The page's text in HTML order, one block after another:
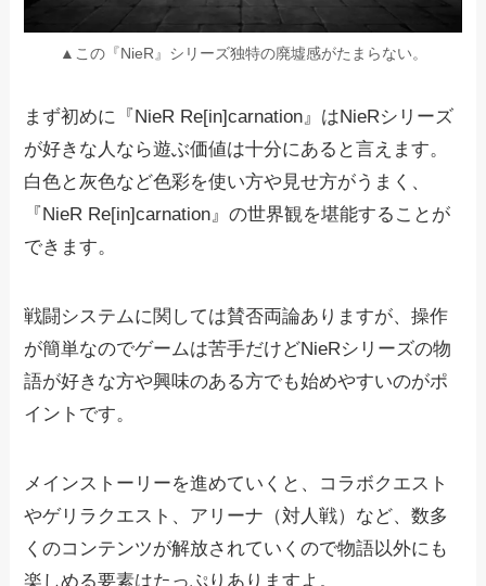
▲この『NieR』シリーズ独特の廃墟感がたまらない。
まず初めに『NieR Re[in]carnation』はNieRシリーズ
が好きな人なら遊ぶ価値は十分にあると言えます。
白色と灰色など色彩を使い方や見せ方がうまく、
『NieR Re[in]carnation』の世界観を堪能することが
できます。
戦闘システムに関しては賛否両論ありますが、操作
が簡単なのでゲームは苦手だけどNieRシリーズの物
語が好きな方や興味のある方でも始めやすいのがポ
イントです。
メインストーリーを進めていくと、コラボクエスト
やゲリラクエスト、アリーナ（対人戦）など、数多
くのコンテンツが解放されていくので物語以外にも
楽しめる要素はたっぷりありますよ。